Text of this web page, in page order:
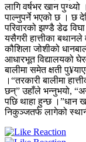
लागि वर्षभर खान
पाल्नुपर्ने भएको छ । छ
परिवारको झण्डै डेढ
यसैगरी हात्तीका
कौशिला जोशीको
आधारभूत विद्यालयको
बालीमा समेत क्षती
।“तरकारी बालीमा
छन्” उहाँले भन्नुभयो,
पछि थाहा हुन्छ ।”धान
निकुञ्जतर्फ लागेको